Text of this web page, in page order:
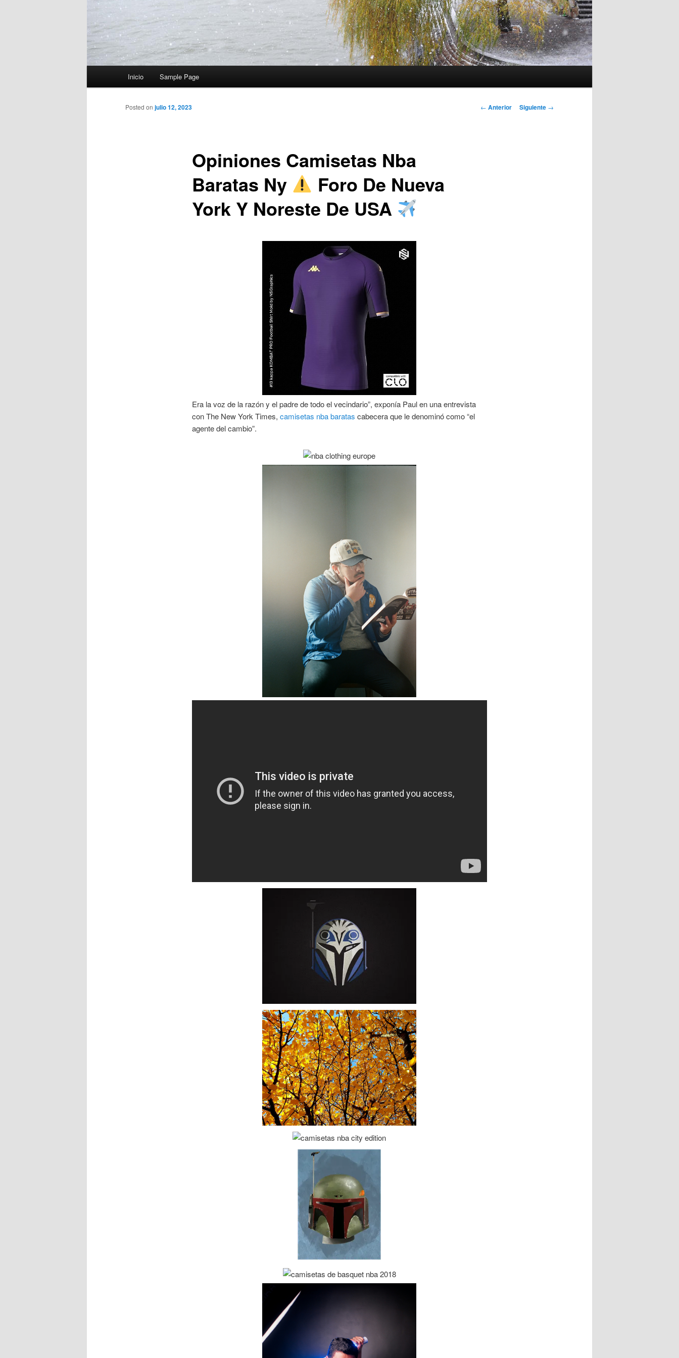
Inicio Sample Page
Navegación
← Anterior Siguiente →
Opiniones Camisetas Nba
Baratas Ny
Foro De Nueva
York Y Noreste De USA
Posted on julio 12, 2023
Era la voz de la razón y el padre de todo el vecindario”, exponía Paul en una entrevista
con The New York Times, camisetas nba baratas cabecera que le denominó como “el
agente del cambio”.